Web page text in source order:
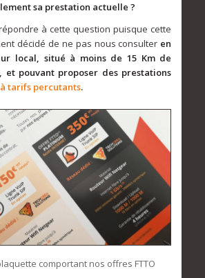
sa prestation actuelle ?
à cette question puisque cette
décidé de ne pas nous consulter en
local, situé à moins de 15 Km de
et pouvant proposer des prestations
tarifs percutants.
comportant nos offres FTTO